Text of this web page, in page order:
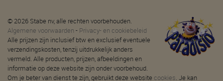
© 2026 Stabe nv, alle rechten voorbehouden.
Algemene voorwaarden - Privacy- en cookiebeleid
Alle prijzen zijn inclusief btw en exclusief eventuele
verzendingskosten, tenzij uitdrukkelijk anders
vermeld. Alle producten, prijzen, afbeeldingen en
informatie op deze website zijn onder voorbehoud.
Om je beter van dienst te zijn, gebruikt deze website cookies. Je kan